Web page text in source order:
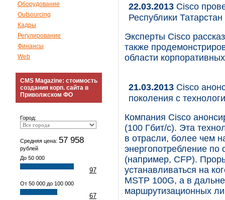
Оборудование
Outsourcing
Кадры
Регулирование
Финансы
Web
CMS Magazine: стоимость
создания корп. сайта в
Приволжском ФО
Город:
Средняя цена: 57 958
рублей
До 50 000
97
От 50 000 до 100 000
67
22.03.2013 Cisco
Республики Татарстан
Эксперты Cisco
также
области
21.03.2013 Cisco
поколения с
Компания Cisco
(100 Гбит/с). Эта
в отрасли, более чем
энергопотребление
(например, CFP).
устанавливаться на
MSTP 100G, а в
маршрутизационных